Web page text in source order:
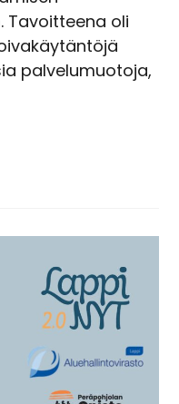
Tavoitteena oli
palvelumuotoja,